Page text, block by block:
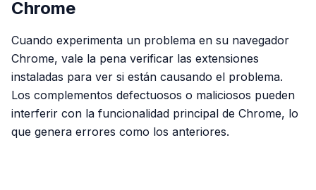
Chrome
Cuando experimenta un problema en su navegador
Chrome, vale la pena verificar las extensiones
instaladas para ver si están causando el problema.
Los complementos defectuosos o maliciosos pueden
interferir con la funcionalidad principal de Chrome, lo
que genera errores como los anteriores.